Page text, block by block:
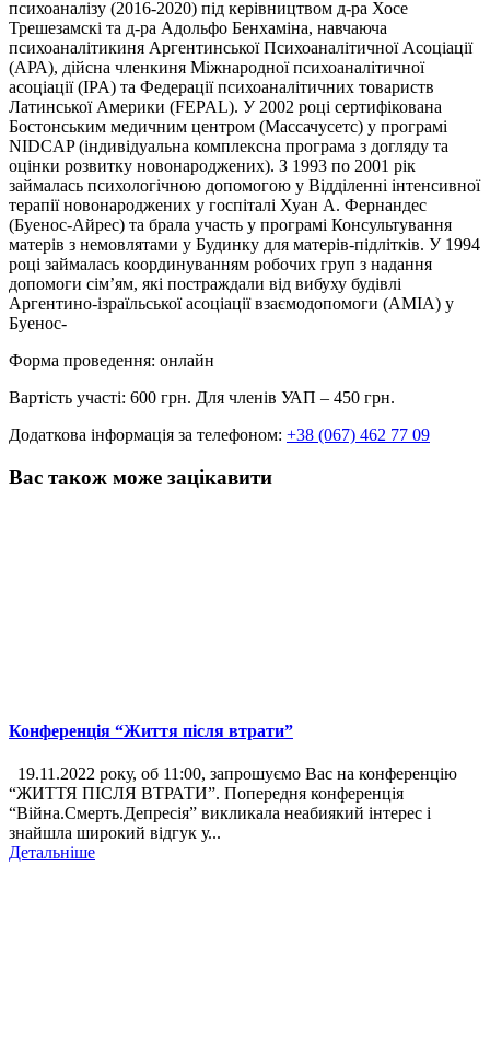
психоаналізу (2016-2020) під керівництвом д-ра Хосе
Трешезамскі та д-ра Адольфо Бенхаміна, навчаюча
психоаналітикиня Аргентинської Психоаналітичної Асоціації
(АРА), дійсна членкиня Міжнародної психоаналітичної
асоціації (IPA) та Федерації психоаналітичних товариств
Латинської Америки (FEPAL). У 2002 році сертифікована
Бостонським медичним центром (Массачусетс) у програмі
NIDCAP (індивідуальна комплексна програма з догляду та
оцінки розвитку новонароджених). З 1993 по 2001 рік
займалась психологічною допомогою у Відділенні інтенсивної
терапії новонароджених у госпіталі Хуан А. Фернандес
(Буенос-Айрес) та брала участь у програмі Консультування
матерів з немовлятами у Будинку для матерів-підлітків. У 1994
році займалась координуванням робочих груп з надання
допомоги сім’ям, які постраждали від вибуху будівлі
Аргентино-ізраїльської асоціації взаємодопомоги (AMIA) у
Буенос-
Форма проведення: онлайн
Вартість участі: 600 грн. Для членів УАП – 450 грн.
Додаткова інформація за телефоном: +38 (067) 462 77 09
Вас також може зацікавити
Конференція “Життя після втрати”
19.11.2022 року, об 11:00, запрошуємо Вас на конференцію
“ЖИТТЯ ПІСЛЯ ВТРАТИ”. Попередня конференція
“Війна.Смерть.Депресія” викликала неабиякий інтерес і
знайшла широкий відгук у...
Детальніше